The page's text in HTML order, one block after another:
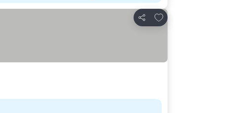
Teilen
Zu Favoriten hinzufügen